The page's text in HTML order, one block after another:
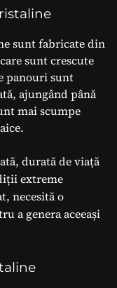
sunt fabricate din
sunt crescute
panouri sunt
ajungând până
mai scumpe
durată de viață
extreme
necesită o
a genera aceeași